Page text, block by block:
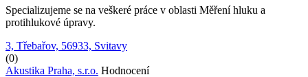
Specializujeme se na veškeré práce v oblasti Měření hluku a
protihlukové úpravy.
3, Třebařov, 56933, Svitavy
(0)
Akustika Praha, s.r.o. Hodnocení